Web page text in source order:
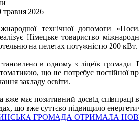
травня 2026
технічної допомоги
Німецьке товариство
на пелетах потужністю 200 кВт.
в одному з ліцеїв
що не потребує постійної
закладу освіти.
вже має позитивний досвід співпраці
що вже суттєво підвищило
ГРОМАДА ОТРИМАЛА